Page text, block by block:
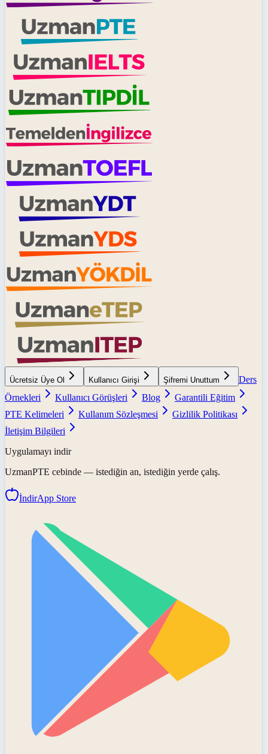
Ücretsiz Üye Ol Kullanıcı Girişi Şifremi Unuttum
Ders
Örnekleri
Kullanıcı Görüşleri Blog
Garantili Eğitim
PTE Kelimeleri
Kullanım Sözleşmesi
Gizlilik Politikası
İletişim Bilgileri
Uygulamayı indir
UzmanPTE cebinde — istediğin an, istediğin yerde çalış.
İndirApp Store